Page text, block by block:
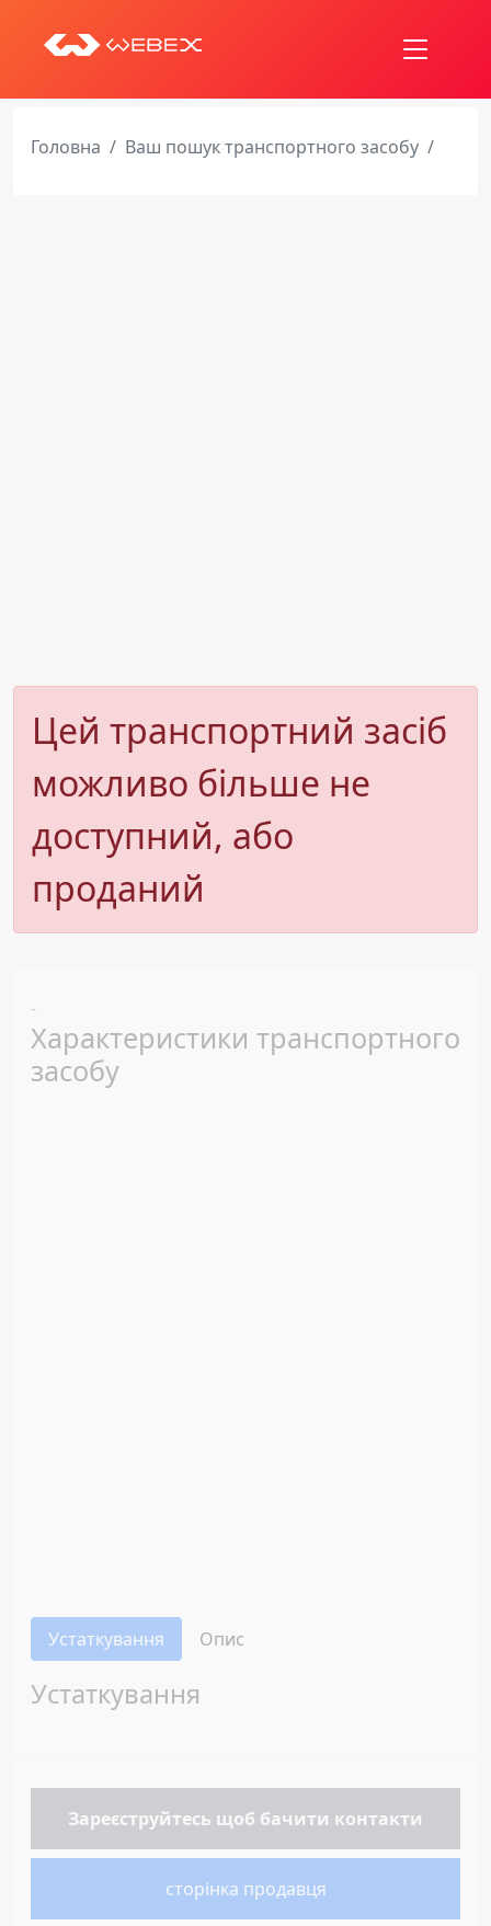
Головна Ваш пошук транспортного засобу
Цей транспортний засіб
можливо більше не
доступний, або
проданий
-
Характеристики транспортного
засобу
Устаткування Опис
Устаткування
Зареєструйтесь щоб бачити контакти
сторінка продавця